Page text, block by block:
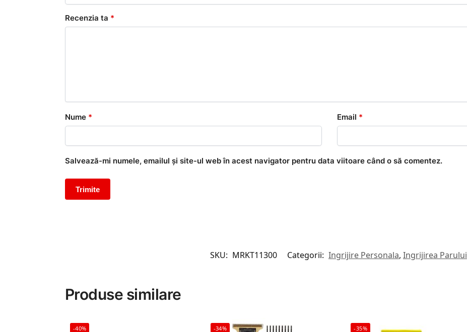
Recenzia ta *
Nume * Email *
Salvează-mi numele, emailul și site-ul web în acest navigator pentru data viitoare când o să comentez.
SKU: MRKT11300 Categorii: Ingrijire Personala, Ingrijirea Parului
Produse similare
-40% -34% -35%